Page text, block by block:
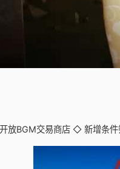
BGM交易商店 ◇ 新增条件